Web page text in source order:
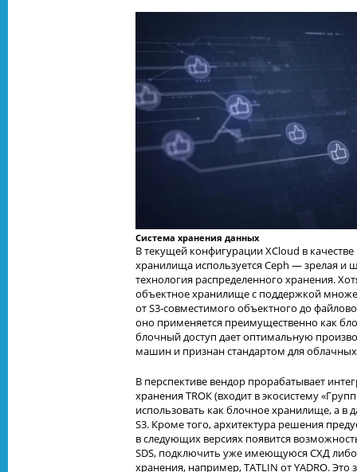
Система хранения данных
В текущей конфигурации XCloud в
хранилища используется Ceph — зрелая и
технология распределенного хранения.
объектное хранилище с поддержкой
от S3-совместимого объектного до
оно применяется преимущественно как
блочный доступ дает оптимальную
машин и признан стандартом для
В перспективе вендор прорабатывает
хранения TROК (входит в экосистему
использовать как блочное хранилище, а
S3. Кроме того, архитектура решения
в следующих версиях появится
SDS, подключить уже имеющуюся СХД либо
хранения, например, TATLIN от YADRO.